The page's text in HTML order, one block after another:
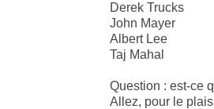
Derek Trucks
John Mayer
Albert Lee
Taj Mahal
Question : est-ce
Allez, pour le